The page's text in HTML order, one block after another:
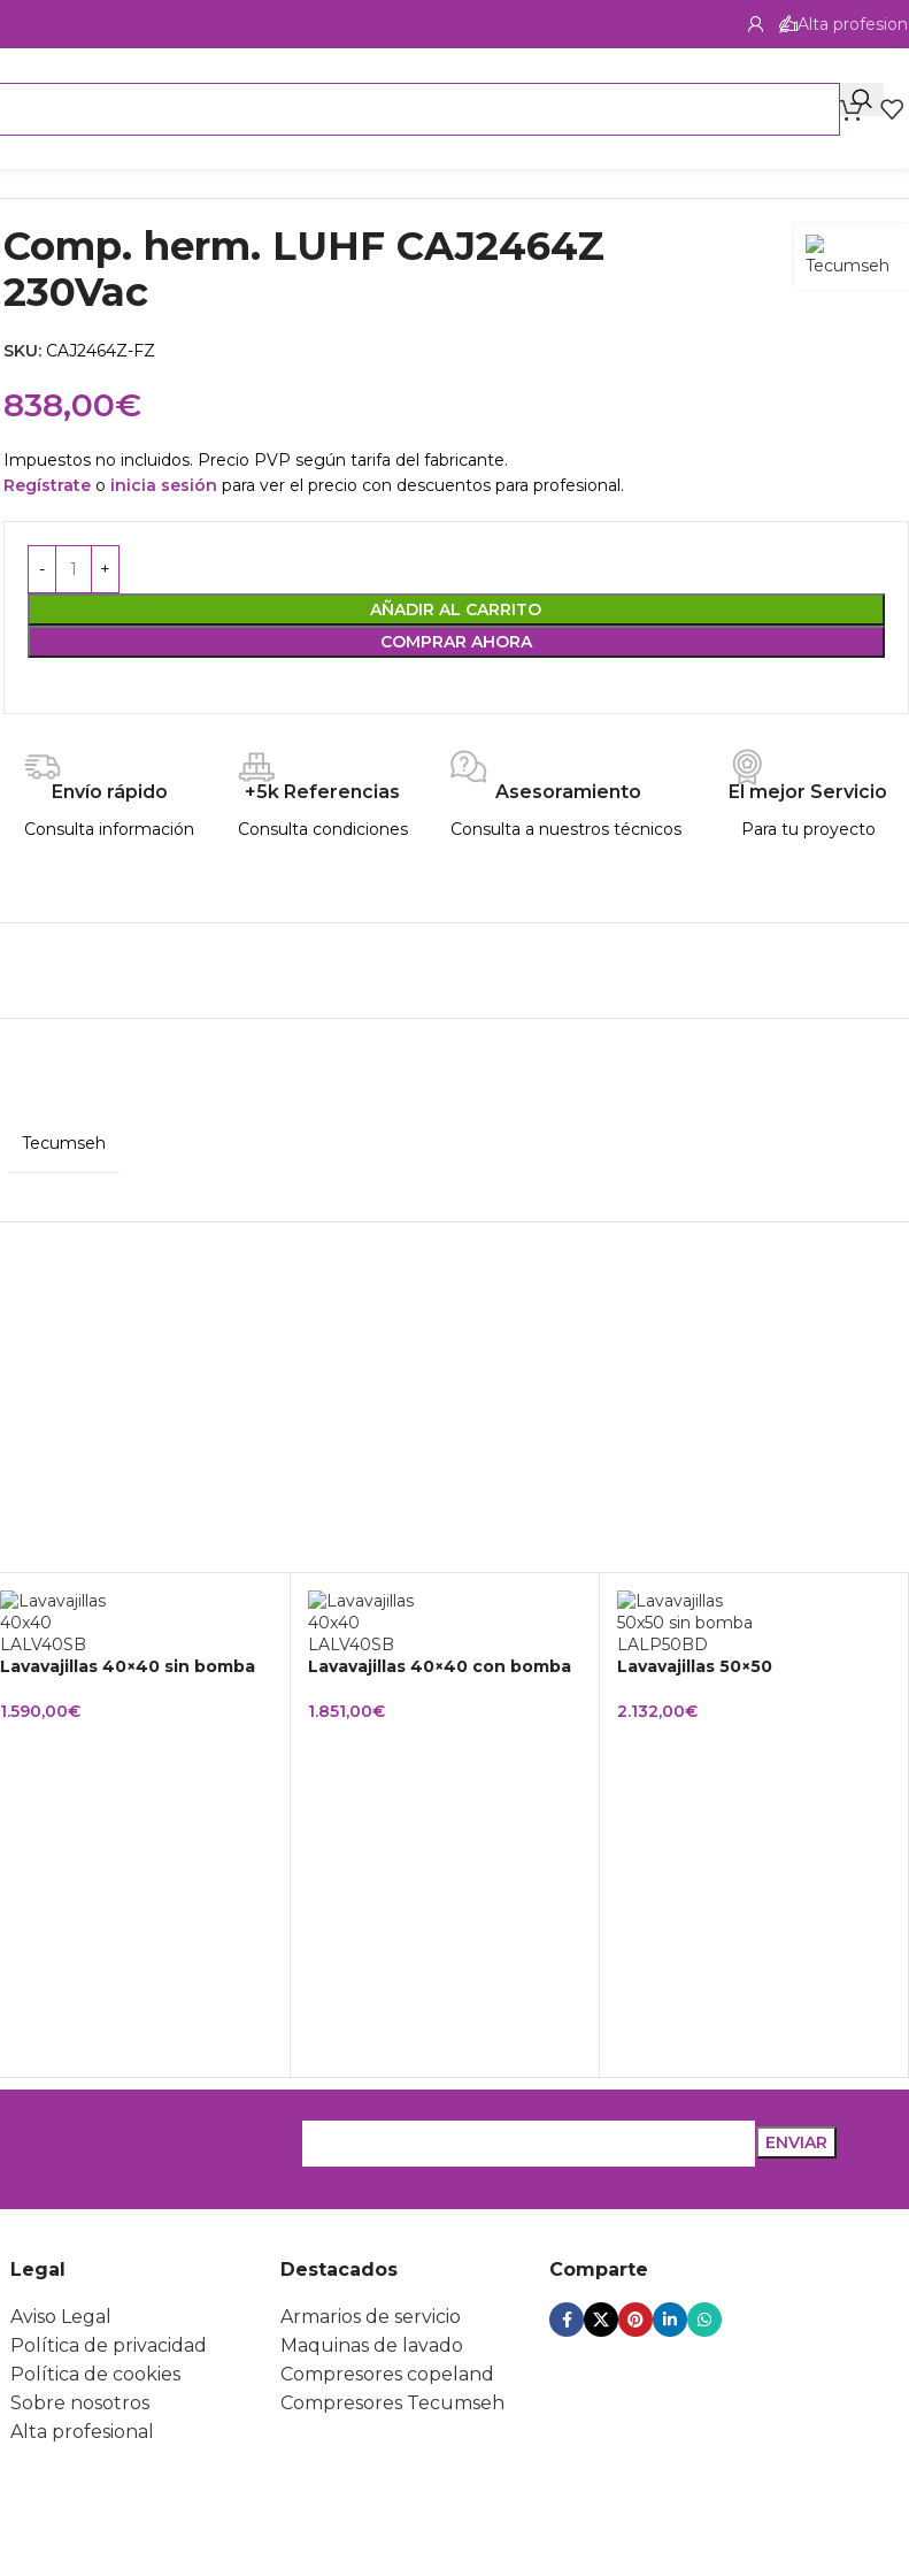
Alta
Comp. herm. LUHF CAJ2464Z
230Vac
SKU: CAJ2464Z-FZ
838,00€
Impuestos no incluidos. Precio PVP según tarifa del fabricante.
Regístrateo inicia sesión para ver el precio con descuentos para profesional.
AÑADIR AL CARRITO
COMPRAR AHORA
Envío rápido
Consulta información
+5k Referencias
Consulta condiciones
Asesoramiento
Consulta a nuestros técnicos
El mejor Servicio
Para tu proyecto
Tecumseh
Lavavajillas 40×40 sin bomba
1.590,00€
Lavavajillas 40×40 con bomba
1.851,00€
Lavavajillas 50×50
2.132,00€
Legal
Aviso Legal
Política de privacidad
Política de cookies
Sobre nosotros
Alta profesional
Destacados
Armarios de servicio
Maquinas de lavado
Compresores copeland
Compresores Tecumseh
Comparte